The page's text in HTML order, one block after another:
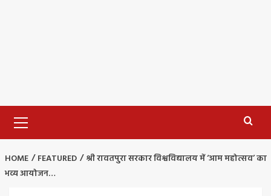
Menu
HOME FEATURED
श्री रावतपुरा सरकार विश्वविद्यालय में ‘आम महोत्सव’ का
भव्य आयोजन…